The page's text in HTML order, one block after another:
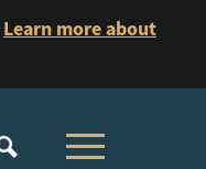
Learn more about